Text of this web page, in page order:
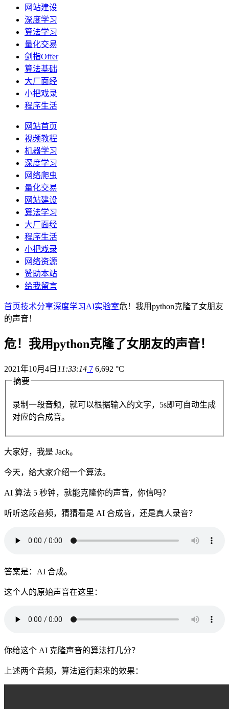
网站建设
深度学习
算法学习
量化交易
剑指Offer
算法基础
大厂面经
小把戏录
程序生活
网站首页
视频教程
机器学习
深度学习
网络爬虫
量化交易
网站建设
算法学习
大厂面经
程序生活
小把戏录
网络资源
赞助本站
给我留言
首页技术分享深度学习AI实验室危！我用python克隆了女朋友
的声音！
危！我用python克隆了女朋友的声音！
2021年10月4日 11:33:14 7 6,692 °C
摘要
录制一段音频，就可以根据输入的文字，5s即可自动生成
对应的合成音。
大家好，我是 Jack。
今天，给大家介绍一个算法。
AI 算法 5 秒钟，就能克隆你的声音，你信吗？
听听这段音频，猜猜看是 AI 合成音，还是真人录音？
答案是：AI 合成。
这个人的原始声音在这里：
你给这个 AI 克隆声音的算法打几分？
上述两个音频，算法运行起来的效果：